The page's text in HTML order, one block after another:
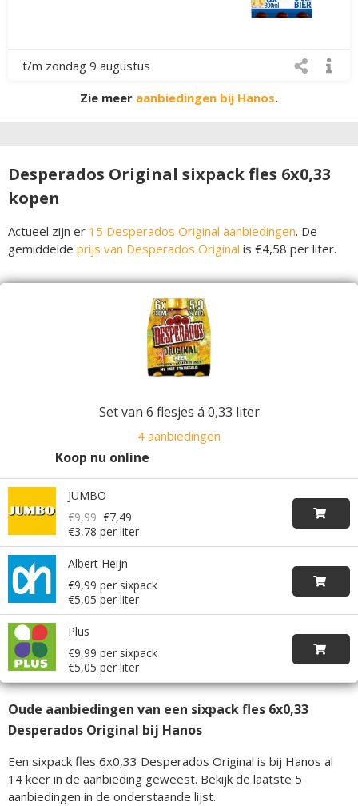
t/m zondag 9 augustus
Zie meer aanbiedingen bij Hanos.
Desperados Original sixpack fles 6x0,33
kopen
Actueel zijn er 15 Desperados Original aanbiedingen. De
gemiddelde prijs van Desperados Original is €4,58 per liter.
Set van 6 flesjes á 0,33 liter
4 aanbiedingen
Koop nu online
JUMBO
€9,99 €7,49
€3,78 per liter
Albert Heijn
€9,99 per sixpack
€5,05 per liter
Plus
€9,99 per sixpack
€5,05 per liter
Oude aanbiedingen van een sixpack fles 6x0,33
Desperados Original bij Hanos
Een sixpack fles 6x0,33 Desperados Original is bij Hanos al
14 keer in de aanbieding geweest. Bekijk de laatste 5
aanbiedingen in de onderstaande lijst.